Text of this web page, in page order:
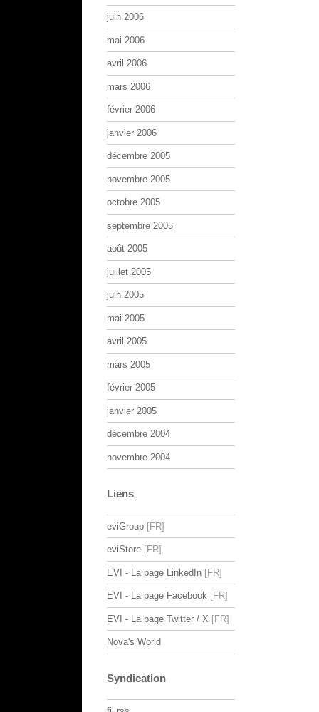
juin 2006
mai 2006
avril 2006
mars 2006
février 2006
janvier 2006
décembre 2005
novembre 2005
octobre 2005
septembre 2005
août 2005
juillet 2005
juin 2005
mai 2005
avril 2005
mars 2005
février 2005
janvier 2005
décembre 2004
novembre 2004
Liens
eviGroup
eviStore
EVI - La page LinkedIn
EVI - La page Facebook
EVI - La page Twitter / X
Nova's World
Syndication